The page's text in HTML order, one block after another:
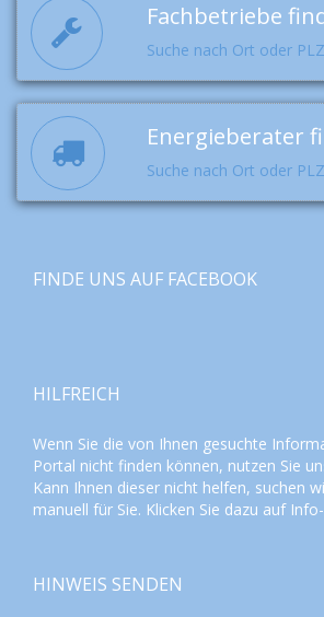
Fachbetriebe
Suche nach Ort oder PLZ
Energieberater
Suche nach Ort oder PLZ
FINDE UNS AUF FACEBOOK
HILFREICH
Wenn Sie die von Ihnen gesuchte
Portal nicht finden können, nutzen Sie
Kann Ihnen dieser nicht helfen, suchen
manuell für Sie. Klicken Sie dazu auf
HINWEIS SENDEN